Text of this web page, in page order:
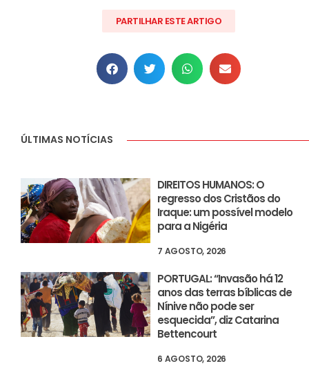
PARTILHAR ESTE ARTIGO
ÚLTIMAS NOTÍCIAS
DIREITOS HUMANOS: O
regresso dos Cristãos do
Iraque: um possível modelo
para a Nigéria
7 AGOSTO, 2026
PORTUGAL: “Invasão há 12
anos das terras bíblicas de
Nínive não pode ser
esquecida”, diz Catarina
Bettencourt
6 AGOSTO, 2026